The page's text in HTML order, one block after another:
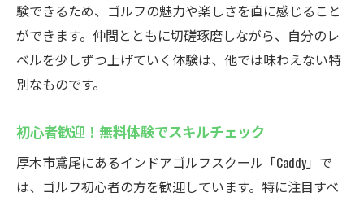
験できるため、ゴルフの魅力や楽しさを直に感じること
ができます。仲間とともに切磋琢磨しながら、自分のレ
ベルを少しずつ上げていく体験は、他では味わえない特
別なものです。
初心者歓迎！無料体験でスキルチェック
厚木市鳶尾にあるインドアゴルフスクール「Caddy」で
は、ゴルフ初心者の方を歓迎しています。特に注目すべ